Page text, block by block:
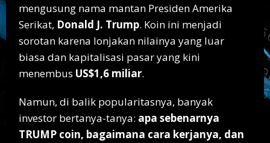
mengusung nama mantan Presiden Amerika
Serikat, Donald J. Trump. Koin ini menjadi
sorotan karena lonjakan nilainya yang luar
biasa dan kapitalisasi pasar yang kini
menembus US$1,6 miliar.
Namun, di balik popularitasnya, banyak
investor bertanya-tanya: apa sebenarnya
TRUMP coin, bagaimana cara kerjanya, dan